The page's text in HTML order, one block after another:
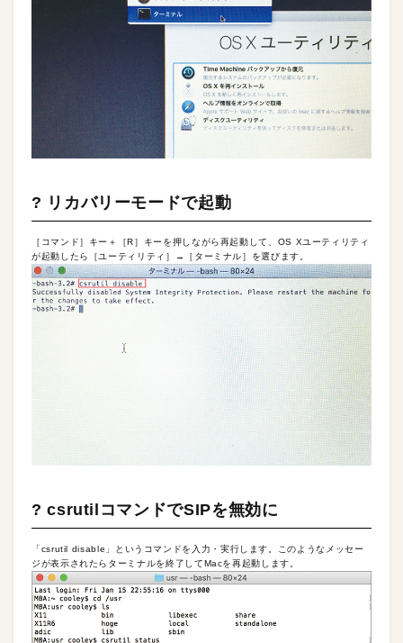
? リカバリーモードで起動
［コマンド］キー＋［R］キーを押しながら再起動して、OS Xユーティリティ
が起動したら［ユーティリティ］→［ターミナル］を選びます。
? csrutilコマンドでSIPを無効に
「csrutil disable」というコマンドを入力・実行します。このようなメッセー
ジが表示されたらターミナルを終了してMacを再起動します。